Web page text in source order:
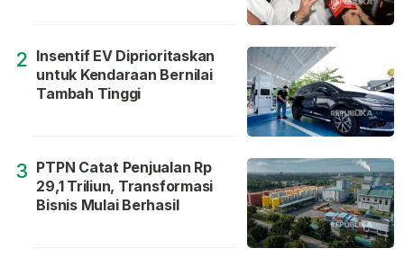
2 Insentif EV Diprioritaskan
untuk Kendaraan Bernilai
Tambah Tinggi
3 PTPN Catat Penjualan Rp
29,1 Triliun, Transformasi
Bisnis Mulai Berhasil